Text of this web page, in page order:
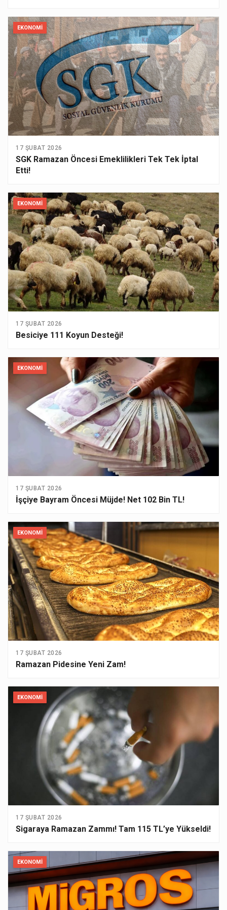
EKONOMI
17 ŞUBAT 2026
SGK Ramazan Öncesi Emeklilikleri Tek Tek İptal
Etti!
EKONOMI
17 ŞUBAT 2026
Besiciye 111 Koyun Desteği!
EKONOMI
17 ŞUBAT 2026
İşçiye Bayram Öncesi Müjde! Net 102 Bin TL!
EKONOMI
17 ŞUBAT 2026
Ramazan Pidesine Yeni Zam!
EKONOMI
17 ŞUBAT 2026
Sigaraya Ramazan Zammı! Tam 115 TL’ye Yükseldi!
EKONOMI